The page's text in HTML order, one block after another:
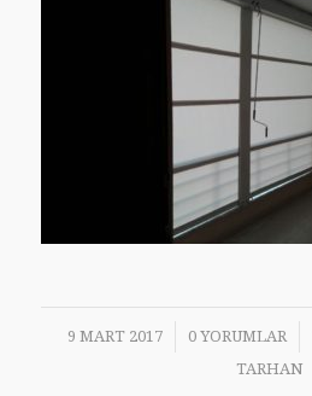
9 MART 2017
/ 0 YORUMLAR
/
TARHAN